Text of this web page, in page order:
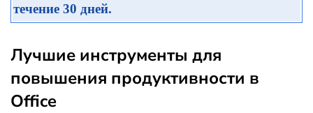
течение 30 дней.
Лучшие инструменты для
повышения продуктивности в
Office